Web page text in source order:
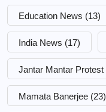
Education News (13)
India News (17)
Jantar Mantar Protest
Mamata Banerjee (23)